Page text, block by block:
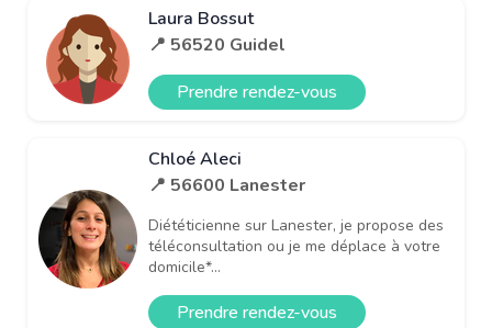
Laura Bossut
📍 56520 Guidel
Prendre rendez-vous
Chloé Aleci
📍 56600 Lanester
Diététicienne sur Lanester, je propose des
téléconsultation ou je me déplace à votre
domicile*...
Prendre rendez-vous